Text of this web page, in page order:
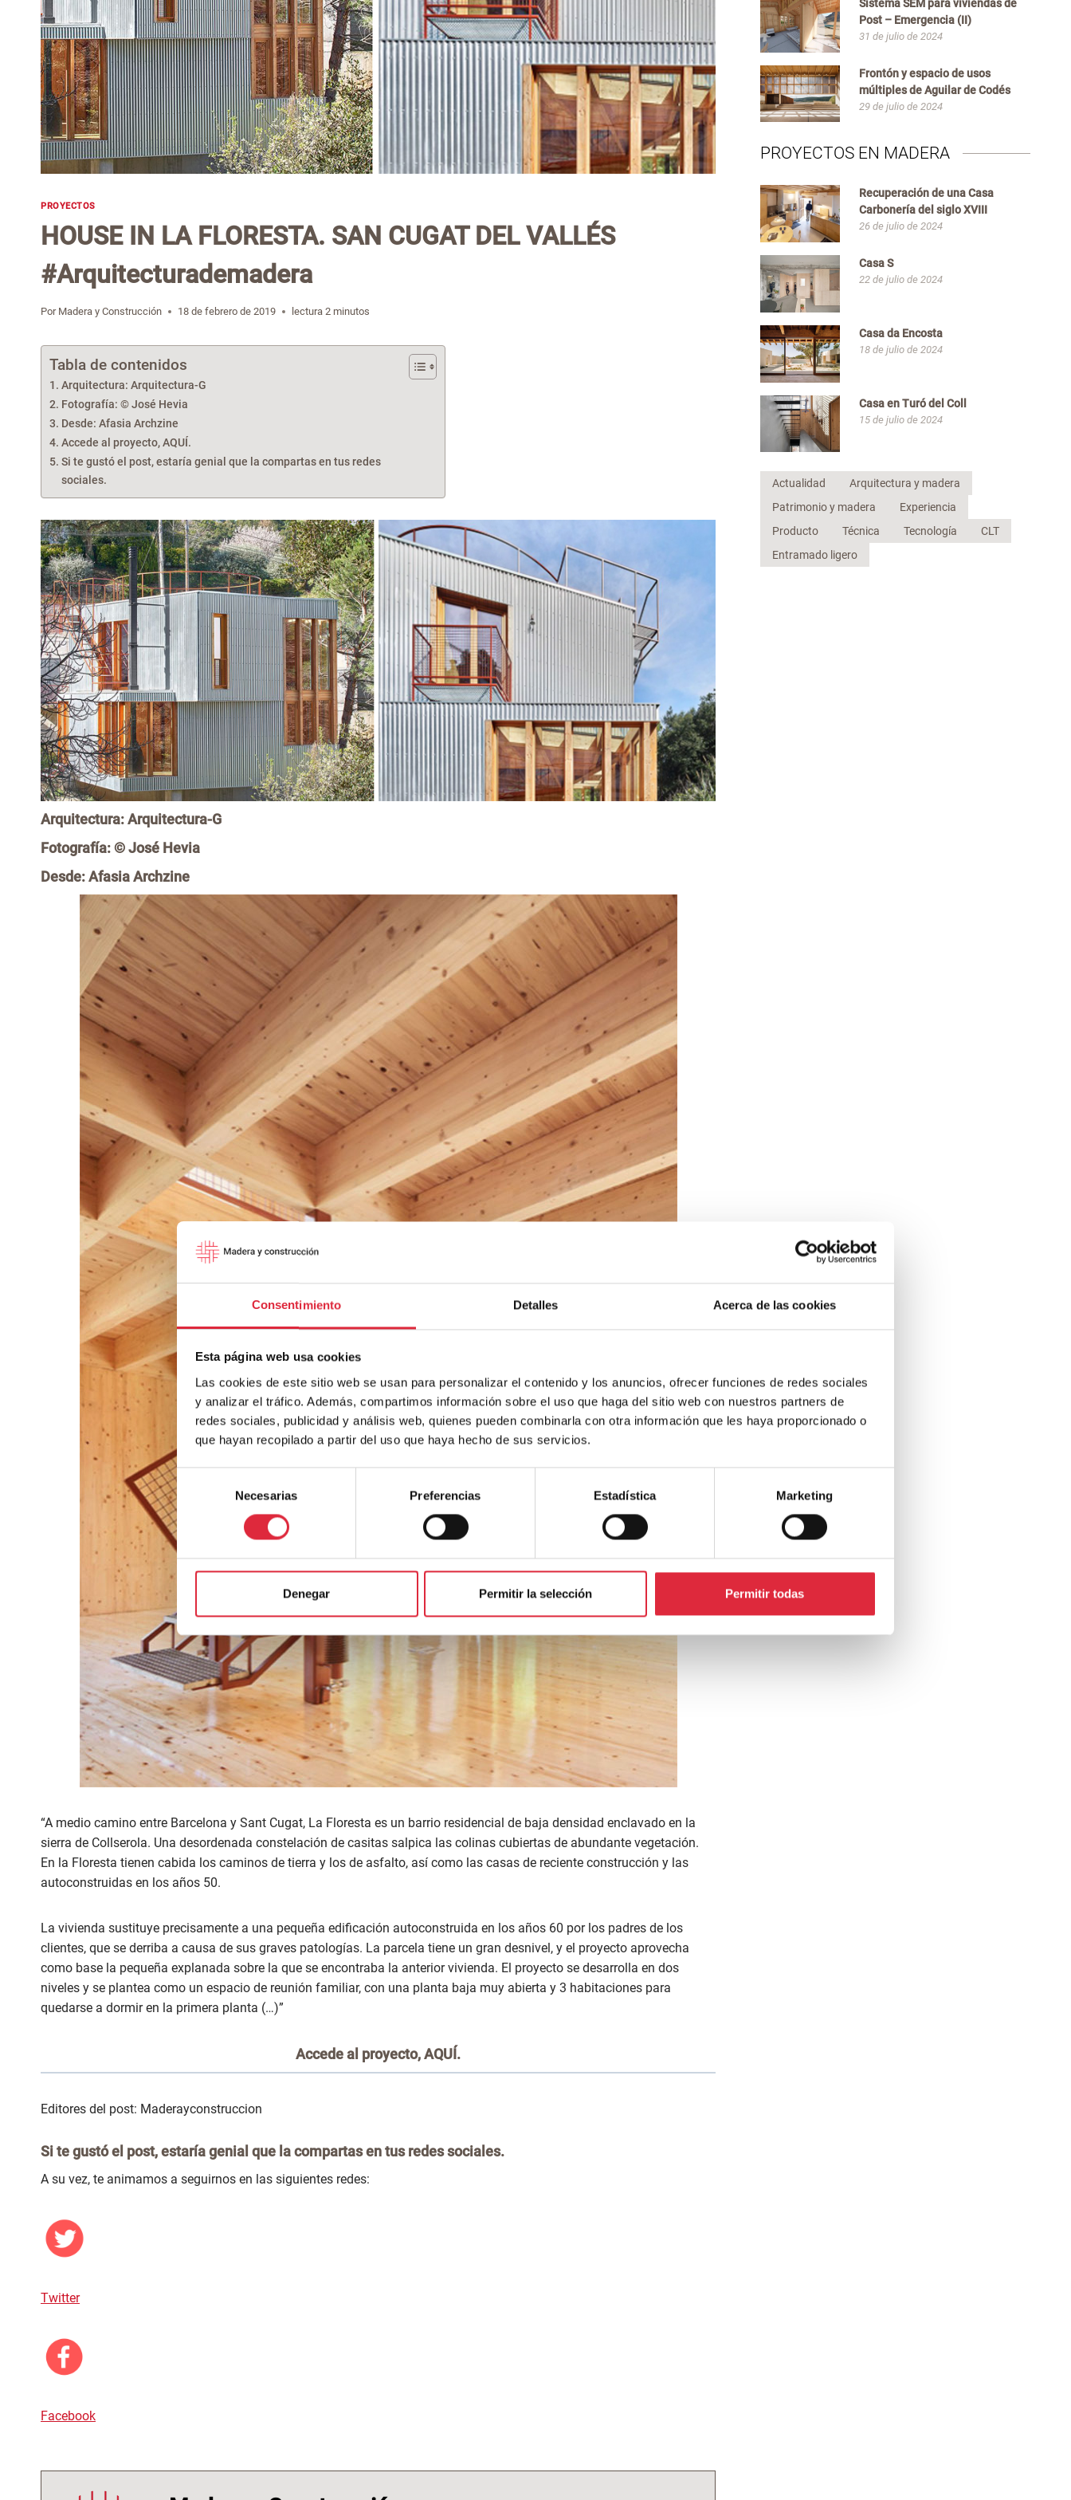
Consentimiento Detalles Acerca de las cookies
Esta página web usa cookies
Las cookies de este sitio web se usan para personalizar el contenido y los anuncios, ofrecer funciones de redes sociales
y analizar el tráfico. Además, compartimos información sobre el uso que haga del sitio web con nuestros partners de
redes sociales, publicidad y análisis web, quienes pueden combinarla con otra información que les haya proporcionado o
que hayan recopilado a partir del uso que haya hecho de sus servicios.
Selección
de
consentimiento
Necesarias Preferencias Estadística Marketing
Denegar Permitir la selección Permitir todas
PROYECTOS
HOUSE IN LA FLORESTA. SAN CUGAT DEL VALLÉS
#Arquitecturademadera
Por Madera y Construcción 18 de febrero de 2019 lectura 2 minutos
Tabla de contenidos
Arquitectura: Arquitectura-G
Fotografía: © José Hevia
Desde: Afasia Archzine
Accede al proyecto, AQUÍ.
Si te gustó el post, estaría genial que la compartas en tus redes
sociales.
Arquitectura:Arquitectura-G
Fotografía: © José Hevia
Desde: Afasia Archzine
“A medio camino entre Barcelona y Sant Cugat, La Floresta es un barrio residencial de baja densidad enclavado en la
sierra de Collserola. Una desordenada constelación de casitas salpica las colinas cubiertas de abundante vegetación.
En la Floresta tienen cabida los caminos de tierra y los de asfalto, así como las casas de reciente construcción y las
autoconstruidas en los años 50.
La vivienda sustituye precisamente a una pequeña edificación autoconstruida en los años 60 por los padres de los
clientes, que se derriba a causa de sus graves patologías. La parcela tiene un gran desnivel, y el proyecto aprovecha
como base la pequeña explanada sobre la que se encontraba la anterior vivienda. El proyecto se desarrolla en dos
niveles y se plantea como un espacio de reunión familiar, con una planta baja muy abierta y 3 habitaciones para
quedarse a dormir en la primera planta (…)”
Accede al proyecto,AQUÍ.
Editores del post: Maderayconstruccion
Si te gustó el post, estaría genial que la compartas en tus redes sociales.
A su vez, te animamos a seguirnos en las siguientes redes:
Twitter
Facebook
Sistema SEM para viviendas de
Post – Emergencia (II)
31 de julio de 2024
Frontón y espacio de usos
múltiples de Aguilar de Codés
29 de julio de 2024
PROYECTOS EN MADERA
Recuperación de una Casa
Carbonería del siglo XVIII
26 de julio de 2024
Casa S
22 de julio de 2024
Casa da Encosta
18 de julio de 2024
Casa en Turó del Coll
15 de julio de 2024
Actualidad
Arquitectura y madera
Patrimonio y madera
Experiencia
Producto
Técnica Tecnología
CLT
Entramado ligero